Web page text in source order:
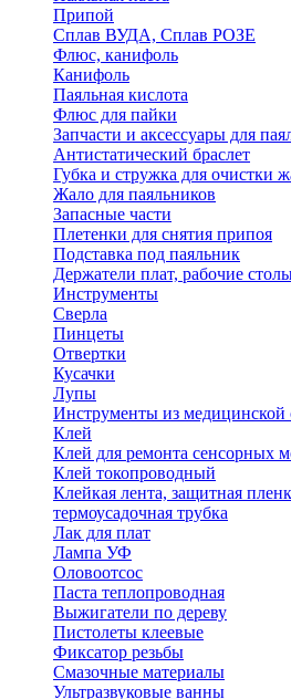
Припой
Сплав ВУДА, Сплав РОЗЕ
Флюс, канифоль
Канифоль
Паяльная кислота
Флюс для пайки
Запчасти и аксессуары для
Антистатический браслет
Губка и стружка для очистки
Жало для паяльников
Запасные части
Плетенки для снятия припоя
Подставка под паяльник
Держатели плат, рабочие
Инструменты
Сверла
Пинцеты
Отвертки
Кусачки
Лупы
Инструменты из медицинской
Клей
Клей для ремонта сенсорных
Клей токопроводный
Клейкая лента, защитная
термоусадочная трубка
Лак для плат
Лампа УФ
Оловоотсос
Паста теплопроводная
Выжигатели по дереву
Пистолеты клеевые
Фиксатор резьбы
Смазочные материалы
Ультразвуковые ванны